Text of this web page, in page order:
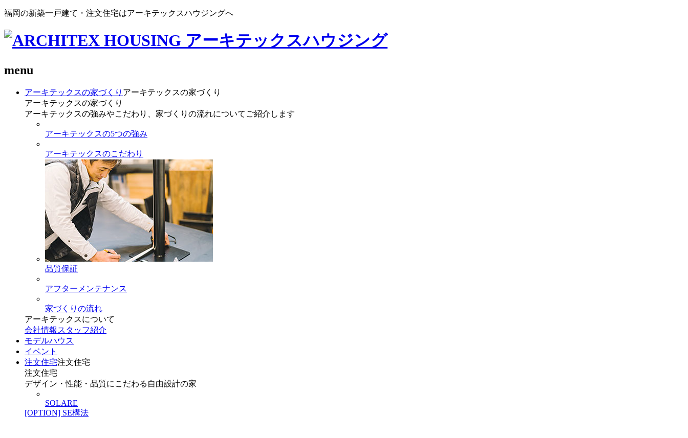
福岡の新築一戸建て・注文住宅はアーキテックスハウジングへ
menu
アーキテックスの家づくり アーキテックスの家づくり
アーキテックスの家づくり
アーキテックスの強みやこだわり、家づくりの流れについてご紹介します
アーキテックスの5つの強み
アーキテックスのこだわり
品質保証
アフターメンテナンス
家づくりの流れ
アーキテックスについて
会社情報 スタッフ紹介
モデルハウス
イベント
注文住宅注文住宅
注文住宅
デザイン・性能・品質にこだわる自由設計の家
SOLARE
[OPTION] SE構法